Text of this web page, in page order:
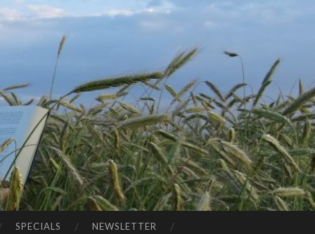
SPECIALS NEWSLETTER